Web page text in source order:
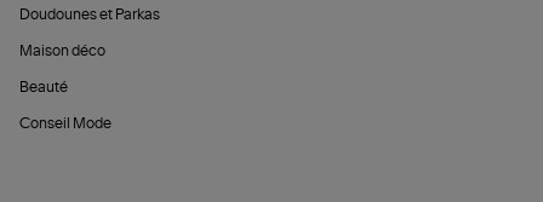
Doudounes et Parkas
Maison déco
Beauté
Conseil Mode